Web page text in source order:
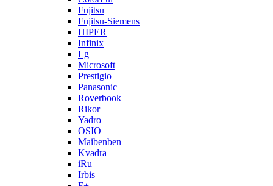
Fujitsu
Fujitsu-Siemens
HIPER
Infinix
Lg
Microsoft
Prestigio
Panasonic
Roverbook
Rikor
Yadro
OSIO
Maibenben
Kvadra
iRu
Irbis